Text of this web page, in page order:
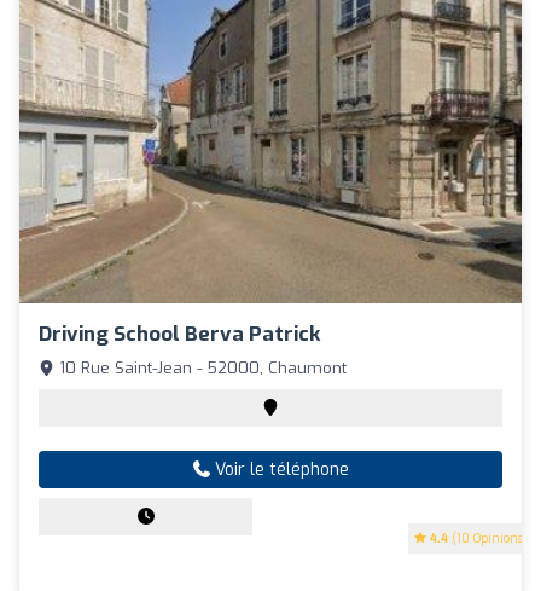
Driving School Berva Patrick
4.4 (10 Opinions)
10 Rue Saint-Jean - 52000, Chaumont
Voir le téléphone